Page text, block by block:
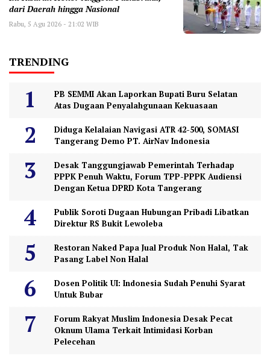
dari Daerah hingga Nasional
Rabu, 5 Agu 2026 - 21:02 WIB
TRENDING
PB SEMMI Akan Laporkan Bupati Buru Selatan
Atas Dugaan Penyalahgunaan Kekuasaan
Diduga Kelalaian Navigasi ATR 42-500, SOMASI
Tangerang Demo PT. AirNav Indonesia
Desak Tanggungjawab Pemerintah Terhadap
PPPK Penuh Waktu, Forum TPP-PPPK Audiensi
Dengan Ketua DPRD Kota Tangerang
Publik Soroti Dugaan Hubungan Pribadi Libatkan
Direktur RS Bukit Lewoleba
Restoran Naked Papa Jual Produk Non Halal, Tak
Pasang Label Non Halal
Dosen Politik UI: Indonesia Sudah Penuhi Syarat
Untuk Bubar
Forum Rakyat Muslim Indonesia Desak Pecat
Oknum Ulama Terkait Intimidasi Korban
Pelecehan